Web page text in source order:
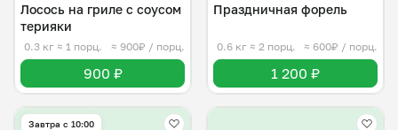
Лосось на гриле с соусом
терияки
0.3 кг ≈ 1 порц. ≈ 900₽ / порц.
900 ₽
Праздничная форель
0.6 кг ≈ 2 порц. ≈ 600₽ / порц.
1 200 ₽
Завтра c 10:00